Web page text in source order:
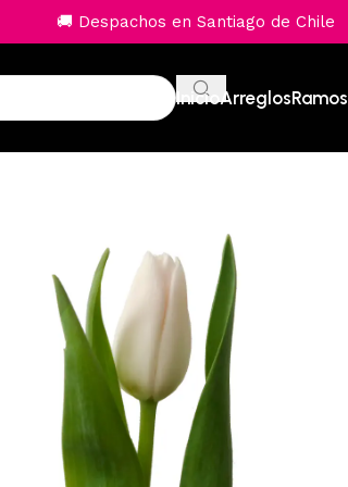
🚚 Despachos en Santiago de Chile
InicioArreglosRamos